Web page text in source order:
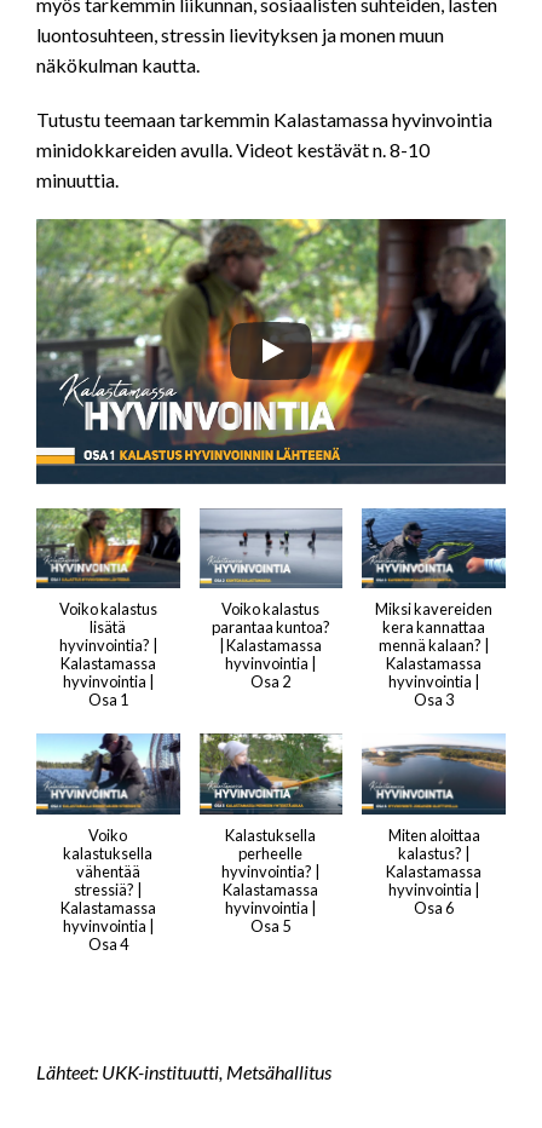
myös tarkemmin liikunnan, sosiaalisten suhteiden, lasten
luontosuhteen, stressin lievityksen ja monen muun
näkökulman kautta.
Tutustu teemaan tarkemmin Kalastamassa hyvinvointia
minidokkareiden avulla. Videot kestävät n. 8-10
minuuttia.
Voiko kalastus
lisätä
hyvinvointia? |
Kalastamassa
hyvinvointia |
Osa 1
Voiko kalastus
parantaa kuntoa?
| Kalastamassa
hyvinvointia |
Osa 2
Miksi kavereiden
kera kannattaa
mennä kalaan? |
Kalastamassa
hyvinvointia |
Osa 3
Voiko
kalastuksella
vähentää
stressiä? |
Kalastamassa
hyvinvointia |
Osa 4
Kalastuksella
perheelle
hyvinvointia? |
Kalastamassa
hyvinvointia |
Osa 5
Miten aloittaa
kalastus? |
Kalastamassa
hyvinvointia |
Osa 6
Lähteet: UKK-instituutti, Metsähallitus